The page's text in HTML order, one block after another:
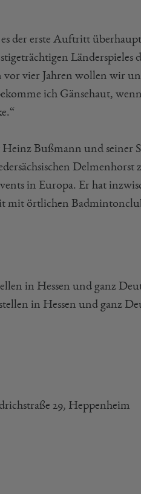
der erste Auftritt
Länderspieles
vier Jahren wollen wir
ich Gänsehaut,
Bußmann und seiner
Delmenhorst
in Europa. Er hat
mit örtlichen
in Hessen und ganz
in Hessen und ganz
29, Heppenheim